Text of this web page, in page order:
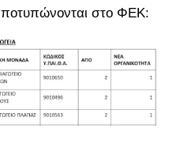
στο ΦΕΚ: